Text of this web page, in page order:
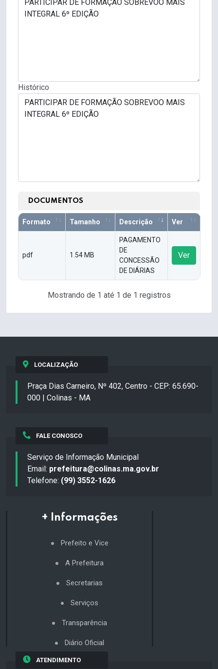
Histórico
DOCUMENTOS
Formato Tamanho Descrição Ver
pdf 1.54 MB
PAGAMENTO
DE
CONCESSÃO
DE DIÁRIAS
Ver
Mostrando de 1 até 1 de 1 registros
LOCALIZAÇÃO
Praça Dias Carneiro, Nº 402, Centro - CEP: 65.690-
000 | Colinas - MA
FALE CONOSCO
Serviço de Informação Municipal
Email: prefeitura@colinas.ma.gov.br
Telefone: (99) 3552-1626
+ Informações
Prefeito e Vice
A Prefeitura
Secretarias
Serviços
Transparência
Diário Oficial
ATENDIMENTO